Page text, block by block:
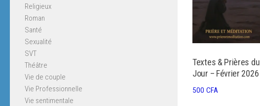
Textes & Prières du
Jour – Février 2026
500 CFA
Religieux
Roman
Santé
Sexualité
SVT
Théâtre
Vie de couple
Vie Professionnelle
Vie sentimentale